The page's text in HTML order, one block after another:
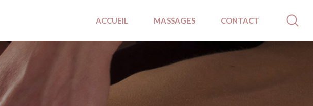
ACCUEIL MASSAGES CONTACT